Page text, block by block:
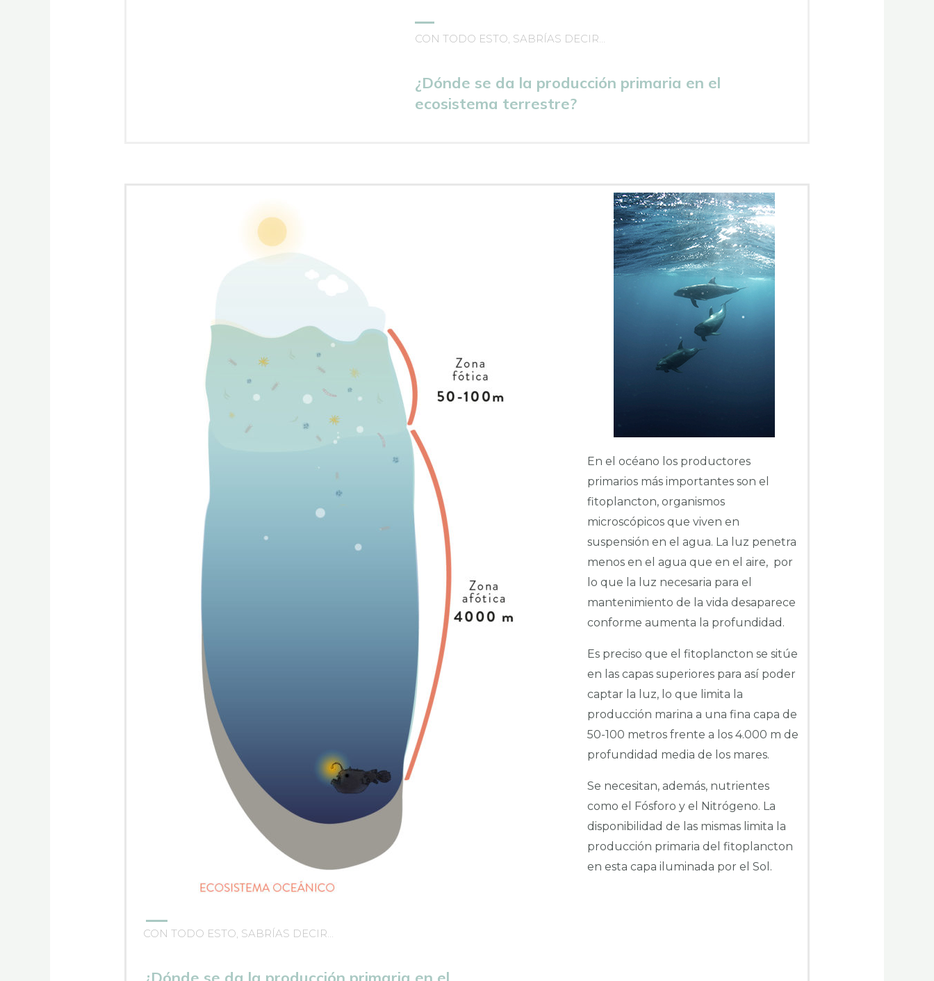
CON TODO ESTO, SABRÍAS DECIR…
¿Dónde se da la producción primaria en el
ecosistema terrestre?
CON TODO ESTO, SABRÍAS DECIR…
En el océano los productores
primarios más importantes son el
fitoplancton, organismos
microscópicos que viven en
suspensión en el agua. La luz penetra
menos en el agua que en el aire, por
lo que la luz necesaria para el
mantenimiento de la vida desaparece
conforme aumenta la profundidad.
Es preciso que el fitoplancton se sitúe
en las capas superiores para así poder
captar la luz, lo que limita la
producción marina a una fina capa de
50-100 metros frente a los 4.000 m de
profundidad media de los mares.
Se necesitan, además, nutrientes
como el Fósforo y el Nitrógeno. La
disponibilidad de las mismas limita la
producción primaria del fitoplancton
en esta capa iluminada por el Sol.